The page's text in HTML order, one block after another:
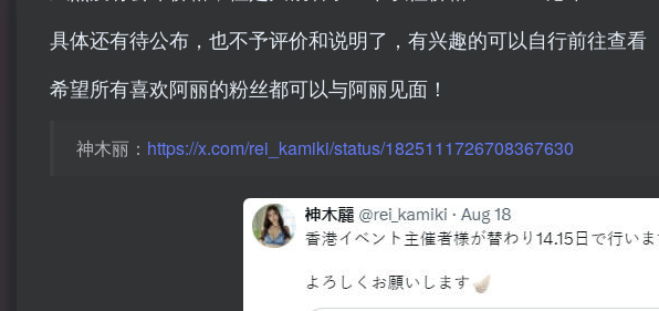
具体还有待公布，也不予评价和说明了，有兴趣的可以自行前往查看
希望所有喜欢阿丽的粉丝都可以与阿丽见面！
神木丽： https://x.com/rei_kamiki/status/1825111726708367630